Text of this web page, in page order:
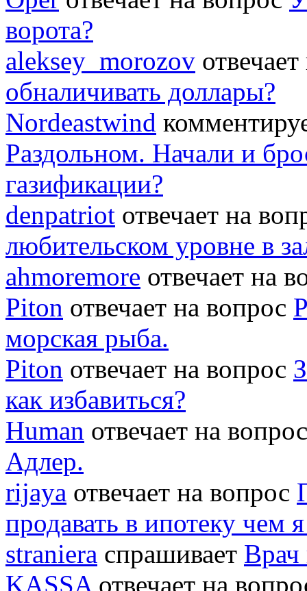
ворота?
aleksey_morozov
обналичивать доллары?
Nordeastwind
Раздольном. Начали и
газификации?
denpatriot отвечает на
любительском уровне в
ahmoremore отвечает на
Piton отвечает на вопрос
морская рыба.
Piton отвечает на вопрос
как избавиться?
Human отвечает на
Адлер.
rijaya отвечает на вопрос
продавать в ипотеку чем
straniera спрашивает Врач
KASSA отвечает на